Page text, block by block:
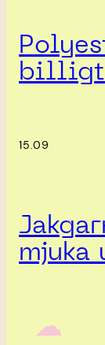
billigt
15.09
mjuka
‎ ‎‎ ☁︎‎‎